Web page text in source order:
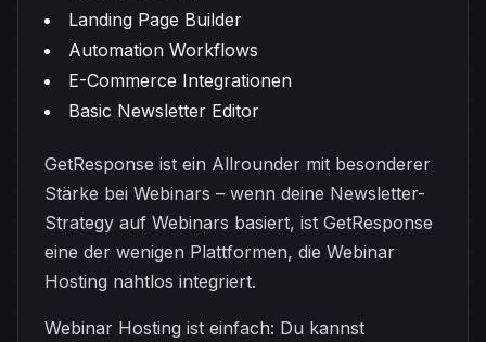
Landing Page Builder
Automation Workflows
E-Commerce Integrationen
Basic Newsletter Editor
GetResponse ist ein Allrounder mit besonderer
Stärke bei Webinars – wenn deine Newsletter-
Strategy auf Webinars basiert, ist GetResponse
eine der wenigen Plattformen, die Webinar
Hosting nahtlos integriert.
Webinar Hosting ist einfach: Du kannst